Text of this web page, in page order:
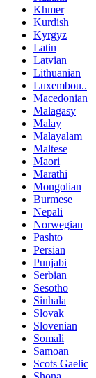
Khmer
Kurdish
Kyrgyz
Latin
Latvian
Lithuanian
Luxembou..
Macedonian
Malagasy
Malay
Malayalam
Maltese
Maori
Marathi
Mongolian
Burmese
Nepali
Norwegian
Pashto
Persian
Punjabi
Serbian
Sesotho
Sinhala
Slovak
Slovenian
Somali
Samoan
Scots Gaelic